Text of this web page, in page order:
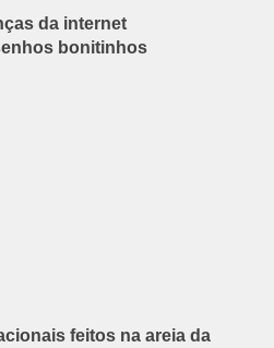
da internet
bonitinhos
feitos na areia da